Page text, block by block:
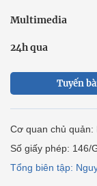
Multimedia
24h qua
Tuyến
Cơ quan chủ quản:
Số giấy phép: 146/
Tổng biên tập: